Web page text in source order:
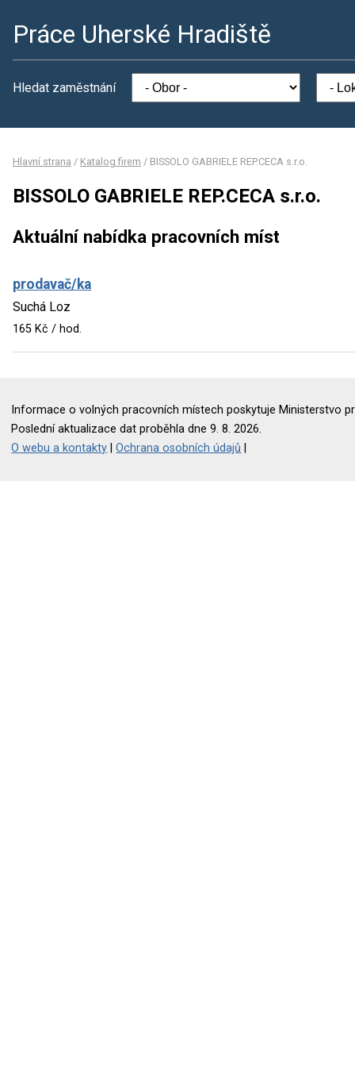
Práce Uherské Hradiště
Hledat zaměstnání
Hlavní strana / Katalog firem / BISSOLO GABRIELE REP.CECA s.r.o.
BISSOLO GABRIELE REP.CECA s.r.o.
Aktuální nabídka pracovních míst
prodavač/ka
Suchá Loz
165 Kč / hod.
Informace o volných pracovních místech poskytuje Ministerstvo
Poslední aktualizace dat proběhla dne 9. 8. 2026.
O webu a kontakty |Ochrana osobních údajů